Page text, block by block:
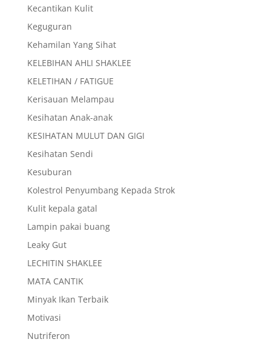
Kecantikan Kulit
Keguguran
Kehamilan Yang Sihat
KELEBIHAN AHLI SHAKLEE
KELETIHAN / FATIGUE
Kerisauan Melampau
Kesihatan Anak-anak
KESIHATAN MULUT DAN GIGI
Kesihatan Sendi
Kesuburan
Kolestrol Penyumbang Kepada Strok
Kulit kepala gatal
Lampin pakai buang
Leaky Gut
LECHITIN SHAKLEE
MATA CANTIK
Minyak Ikan Terbaik
Motivasi
Nutriferon